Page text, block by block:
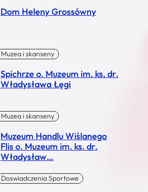
Dom Heleny Grossówny
Muzea i skanseny
Spichrze o. Muzeum im. ks. dr.
Władysława Łęgi
Muzea i skanseny
Muzeum Handlu Wiślanego
Flis o. Muzeum im. ks. dr.
Władysław…
Doswiadczenia Sportowe